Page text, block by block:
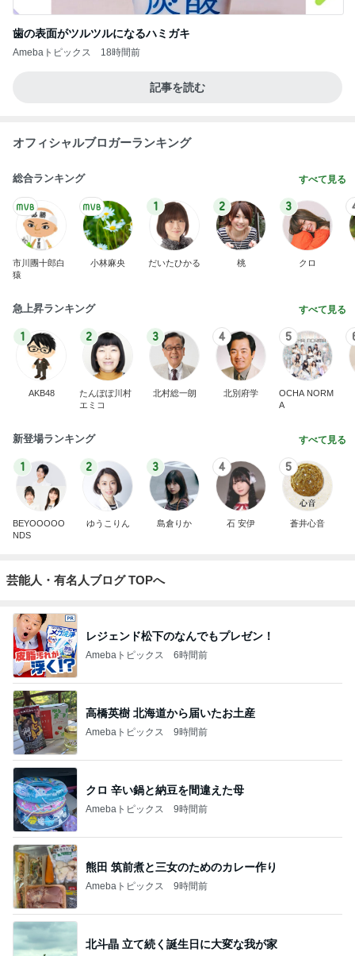
歯の表面がツルツルになるハミガキ
Amebaトピックス 18時間前
記事を読む
オフィシャルブロガーランキング
総合ランキング すべて見る
市川團十郎白
猿
小林麻央
1
だいたひかる
2
桃
3
クロ
急上昇ランキング すべて見る
1
AKB48
2
たんぽぽ川村
エミコ
3
北村総一朗
4
北別府学
5
OCHA NORM
A
新登場ランキング すべて見る
1
BEYOOOOO
NDS
2
ゆうこりん
3
島倉りか
4
石 安伊
5
蒼井心音
芸能人・有名人ブログ TOPへ
レジェンド松下のなんでもプレゼン！
Amebaトピックス 6時間前
高橋英樹 北海道から届いたお土産
Amebaトピックス 9時間前
クロ 辛い鍋と納豆を間違えた母
Amebaトピックス 9時間前
熊田 筑前煮と三女のためのカレー作り
Amebaトピックス 9時間前
北斗晶 立て続く誕生日に大変な我が家